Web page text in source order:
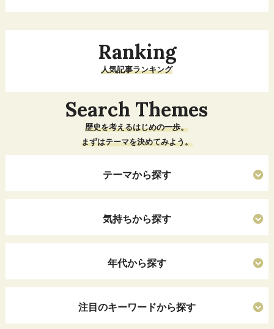
Ranking
人気記事ランキング
Search Themes
歴史を考えるはじめの一歩。
まずはテーマを決めてみよう。
テーマから探す
気持ちから探す
年代から探す
注目のキーワードから探す